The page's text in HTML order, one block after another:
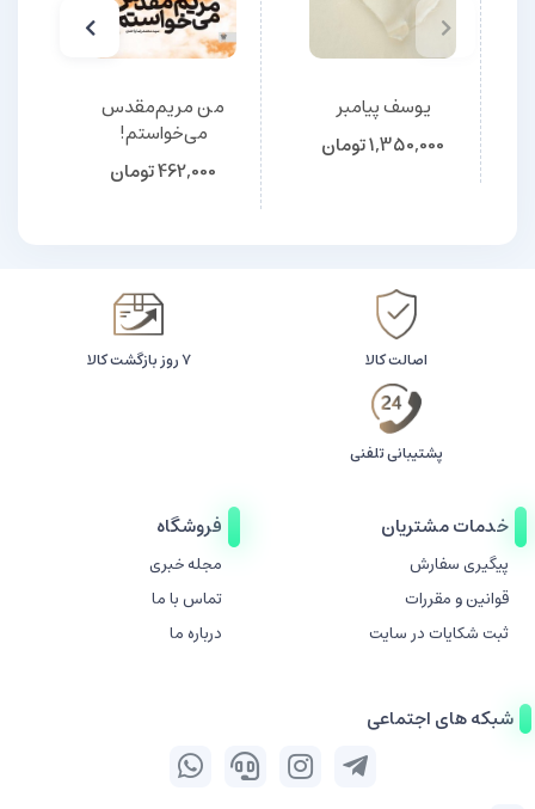
یوسف پیامبر
1,350,000تومان
من مریم‌مقدس
می‌خواستم!
462,000تومان
اصالت کالا ۷ روز بازگشت کالا
پشتیبانی تلفنی
خدمات مشتریان
پیگیری سفارش
قوانین و مقررات
ثبت شکایات در سایت
فروشگاه
مجله خبری
تماس با ما
درباره ما
شبکه های اجتماعی